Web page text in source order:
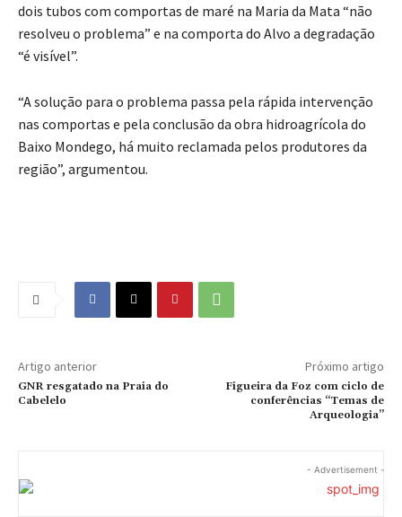
dois tubos com comportas de maré na Maria da Mata “não
resolveu o problema” e na comporta do Alvo a degradação
“é visível”.
“A solução para o problema passa pela rápida intervenção
nas comportas e pela conclusão da obra hidroagrícola do
Baixo Mondego, há muito reclamada pelos produtores da
região”, argumentou.
Artigo anterior
GNR resgatado na Praia do
Cabelelo
Próximo artigo
Figueira da Foz com ciclo de
conferências “Temas de
Arqueologia”
- Advertisement -